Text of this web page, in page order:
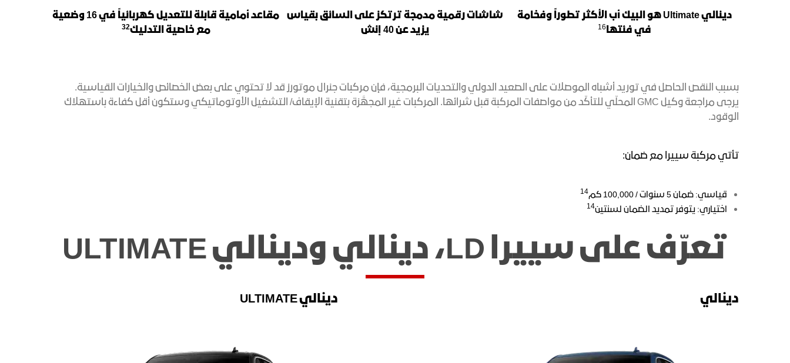
دينالي Ultimate هو البيك أب الأكثر تطوراً وفخامة
في فئتها16
شاشات رقمية مدمجة ترتكز على السائق بقياس
يزيد عن 40 إنش
مقاعد أمامية قابلة للتعديل كهربائياً في 16 وضعية
مع خاصية التدليك32
بسبب النقص الحاصل في توريد أشباه الموصلات على الصعيد الدولي والتحديات البرمجية، فإن مركبات جنرال موتورز قد لا تحتوي على بعض الخصائص والخيارات القياسية.
يرجى مراجعة وكيل GMC المحلّي للتأكّد من مواصفات المركبة قبل شرائها. المركبات غير المجهَّزة بتقنية الإيقاف/ التشغيل الأوتوماتيكي وستكون أقل كفاءة باستهلاك
الوقود.
تأتي مركبة سييرا مع ضمان:
قياسي: ضمان 5 سنوات / 100,000 كم 14
اختياري: يتوفر تمديد الضمان لسنتين14
تعرّف على سييرا LD، دينالي ودينالي ULTIMATE​​
دينالي دينالي ULTIMATE